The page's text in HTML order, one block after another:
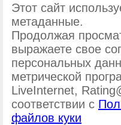
©ООО
Этот сайт
метаданные.
Продолжая
выражаете свое
персональных
метрической
LiveInternet,
соответствии с
файлов куки